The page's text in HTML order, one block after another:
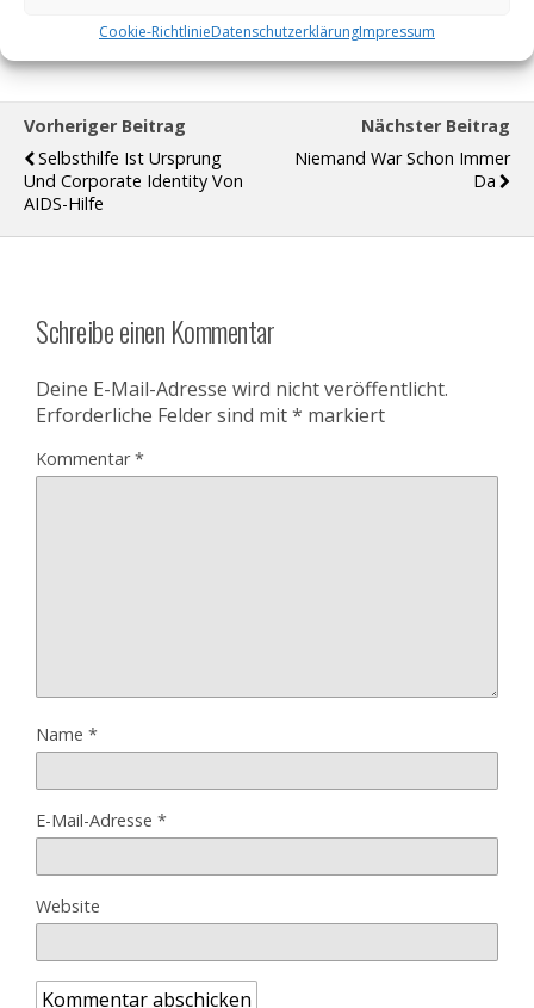
Cookie-RichtlinieDatenschutzerklärungImpressum
Vorheriger Beitrag
Selbsthilfe Ist Ursprung
Und Corporate Identity Von
AIDS-Hilfe
Nächster Beitrag
Niemand War Schon Immer
Da
Schreibe einen Kommentar
Deine E-Mail-Adresse wird nicht veröffentlicht.
Erforderliche Felder sind mit* markiert
Kommentar*
Name *
E-Mail-Adresse *
Website